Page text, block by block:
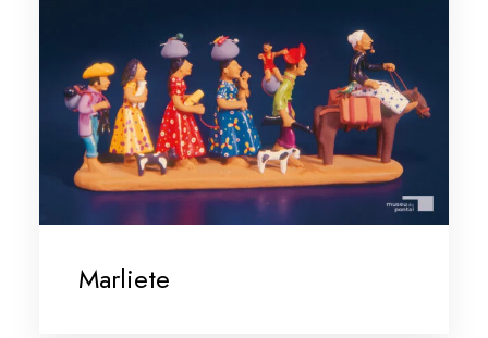
Marliete